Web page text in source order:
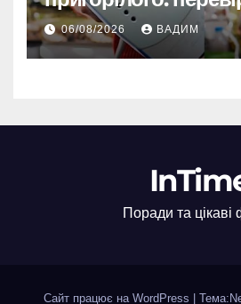
06/08/2026 ВАДИМ
Поради та цікаві
Сайт працює на WordPress